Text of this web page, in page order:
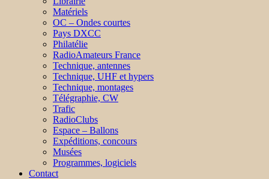
Matériels
OC – Ondes courtes
Pays DXCC
Philatélie
RadioAmateurs France
Technique, antennes
Technique, UHF et hypers
Technique, montages
Télégraphie, CW
Trafic
RadioClubs
Espace – Ballons
Expéditions, concours
Musées
Programmes, logiciels
Contact